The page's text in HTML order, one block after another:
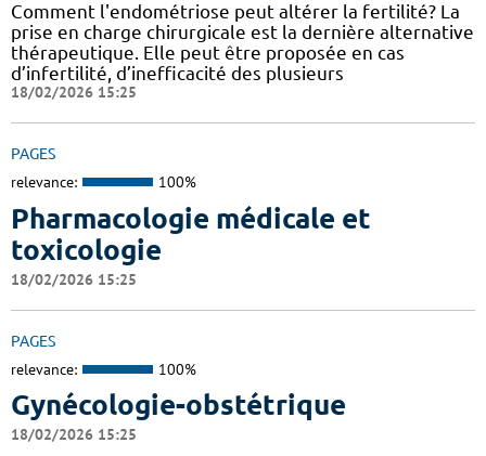
Comment l'endométriose peut altérer la fertilité? La
prise en charge chirurgicale est la dernière alternative
thérapeutique. Elle peut être proposée en cas
d’infertilité, d’inefficacité des plusieurs
18/02/2026 15:25
PAGES
relevance: 100%
Pharmacologie médicale et
toxicologie
18/02/2026 15:25
PAGES
relevance: 100%
Gynécologie-obstétrique
18/02/2026 15:25